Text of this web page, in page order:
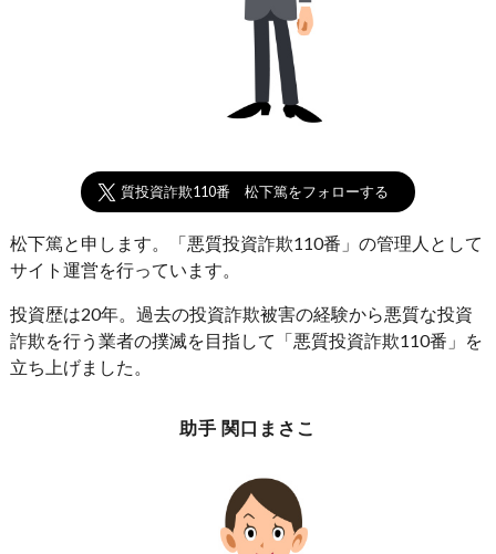
悪質投資詐欺110番 松下篤をフォローする
松下篤と申します。「悪質投資詐欺110番」の管理人として
サイト運営を行っています。
投資歴は20年。過去の投資詐欺被害の経験から悪質な投資
詐欺を行う業者の撲滅を目指して「悪質投資詐欺110番」を
立ち上げました。
助手 関口まさこ